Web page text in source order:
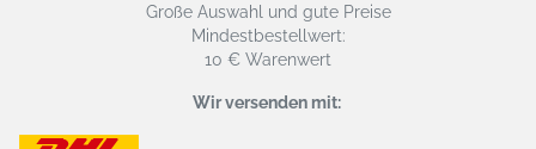
Große Auswahl und gute Preise
Mindestbestellwert:
10 € Warenwert
Wir versenden mit: